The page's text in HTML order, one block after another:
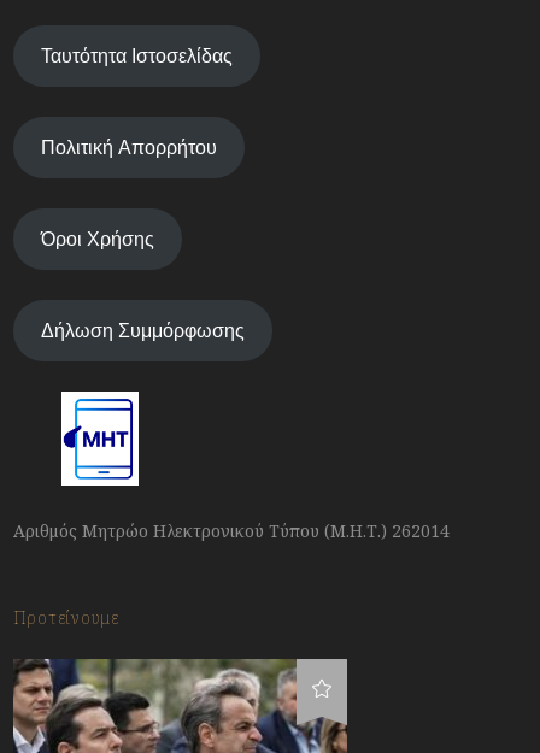
Ταυτότητα Ιστοσελίδας
Πολιτική Απορρήτου
Όροι Χρήσης
Δήλωση Συμμόρφωσης
Αριθμός Μητρώο Ηλεκτρονικού Τύπου (Μ.Η.Τ.) 262014
Προτείνουμε